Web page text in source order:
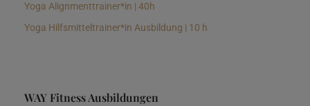
Yoga Alignmenttrainer*in | 40h
Yoga Hilfsmitteltrainer*in Ausbildung | 10 h
WAY Fitness Ausbildungen